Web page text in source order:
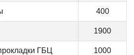
400
1900
ГБЦ 1000